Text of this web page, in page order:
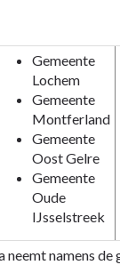
Gemeente
Lochem
Gemeente
Montferland
Gemeente
Oost Gelre
Gemeente
Oude
IJsselstreek
namens de